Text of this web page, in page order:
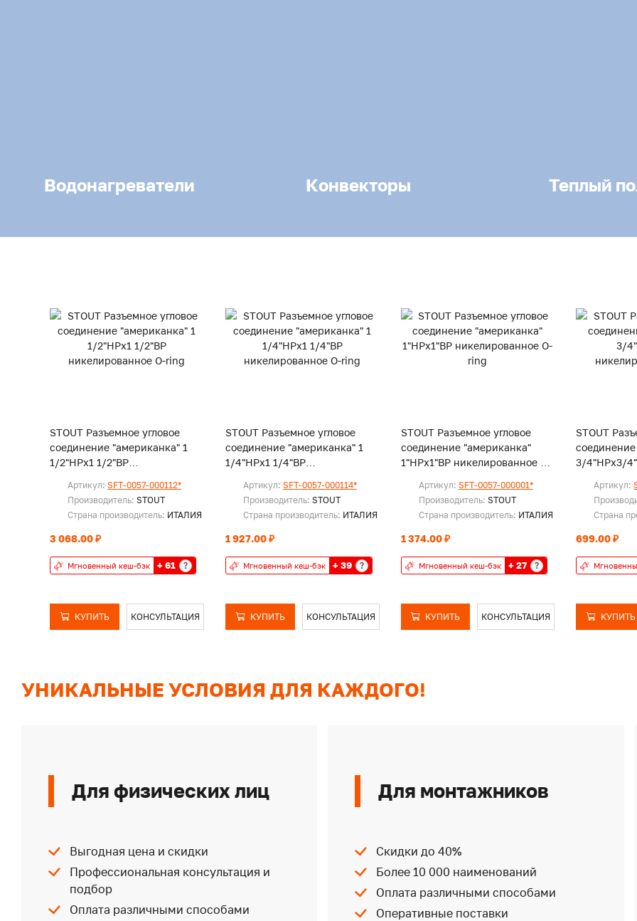
Водонагреватели Конвекторы Теплый
STOUT Разъемное угловое
соединение "американка" 1
1/2"НРx1 1/2"ВР
Артикул: SFT-0057-000112*
Производитель: STOUT
Страна производитель: ИТАЛИЯ
3 068.00 ₽
Мгновенный кеш-бэк + 61 ?
КУПИТЬ КОНСУЛЬТАЦИЯ
STOUT Разъемное угловое
соединение "американка" 1
1/4"НРx1 1/4"ВР
Артикул: SFT-0057-000114*
Производитель: STOUT
Страна производитель: ИТАЛИЯ
1 927.00 ₽
Мгновенный кеш-бэк + 39 ?
КУПИТЬ КОНСУЛЬТАЦИЯ
STOUT Разъемное угловое
соединение "американка"
1"НРx1"ВР никелированное O-
Артикул: SFT-0057-000001*
Производитель: STOUT
Страна производитель: ИТАЛИЯ
1 374.00 ₽
Мгновенный кеш-бэк + 27 ?
КУПИТЬ КОНСУЛЬТАЦИЯ
STOUT
3/4"НРx3/
Артикул:
Страна
699.00 ₽
КУПИТЬ
УНИКАЛЬНЫЕ УСЛОВИЯ ДЛЯ КАЖДОГО!
Для физических лиц
Выгодная цена и скидки
Профессиональная консультация и
подбор
Оплата различными способами
Для монтажников
Скидки до 40%
Более 10 000 наименований
Оплата различными способами
Оперативные поставки